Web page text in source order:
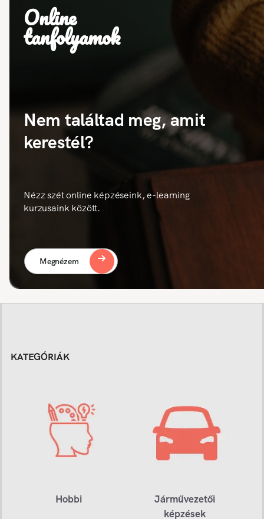
Online
tanfolyamok
Nem találtad meg, amit
kerestél?
Nézz szét online képzéseink, e-learning
kurzusaink között.
Megnézem
KATEGÓRIÁK
Hobbi
Járművezetői
képzések